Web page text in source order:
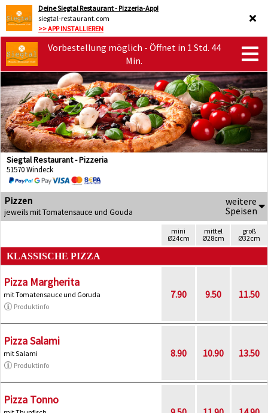
Deine Siegtal Restaurant - Pizzeria-App!
siegtal-restaurant.com
>> APP INSTALLIEREN
Vorbestellung möglich - Öffnet in 1 Std. 44
Min.
Siegtal Restaurant - Pizzeria
51570 Windeck
Pizzen
jeweils mit Tomatensauce und Gouda
weitere
Speisen
mini
Ø24cm
mittel
Ø28cm
groß
Ø32cm
KLASSISCHE PIZZA
Pizza Margherita
mit Tomatensauce und Goruda
Produktinfo
7.90 9.50 11.50
Pizza Salami
mit Salami
Produktinfo
8.90 10.90 13.50
Pizza Tonno